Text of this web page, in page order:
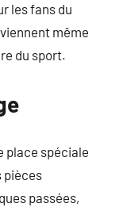
les fans du
même
du sport.
place spéciale
pièces
passées,